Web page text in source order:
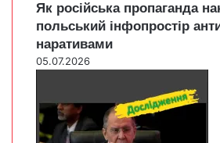
Як російська пропаганда
польський інфопростір
наративами
05.07.2026